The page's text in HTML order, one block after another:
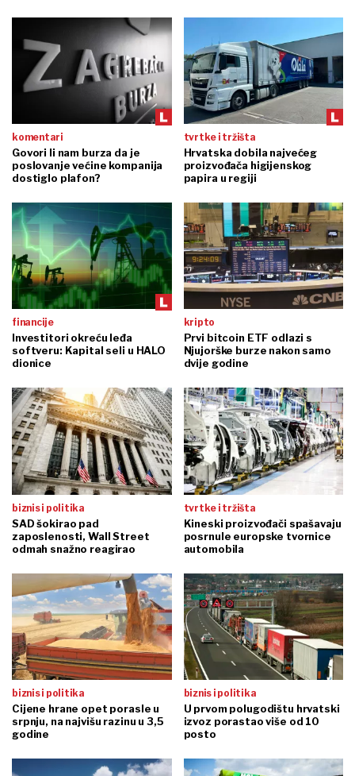
komentari
Govori li nam burza da je
poslovanje većine kompanija
dostiglo plafon?
tvrtke i tržišta
Hrvatska dobila najvećeg
proizvođača higijenskog
papira u regiji
financije
Investitori okreću leđa
softveru: Kapital seli u HALO
dionice
kripto
Prvi bitcoin ETF odlazi s
Njujorške burze nakon samo
dvije godine
biznis i politika
SAD šokirao pad
zaposlenosti, Wall Street
odmah snažno reagirao
tvrtke i tržišta
Kineski proizvođači spašavaju
posrnule europske tvornice
automobila
biznis i politika
Cijene hrane opet porasle u
srpnju, na najvišu razinu u 3,5
godine
biznis i politika
U prvom polugodištu hrvatski
izvoz porastao više od 10
posto